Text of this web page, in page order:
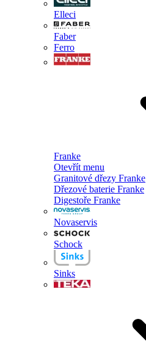
Elleci
Faber
Ferro
Franke
Otevřít menu
Granitové dřezy Franke
Dřezové baterie Franke
Digestoře Franke
Novaservis
Schock
Sinks